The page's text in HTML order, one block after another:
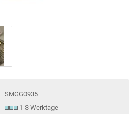
SMGG0935
1-3 Werktage